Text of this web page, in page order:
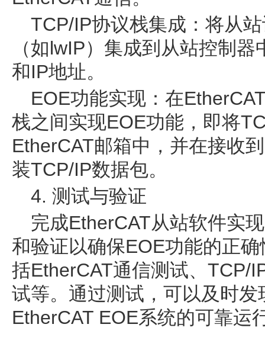
TCP/IP协议栈集成：将从
（如lwIP）集成到从站控制
和IP地址。
EOE功能实现：在
栈之间实现EOE功能，即将
EtherCAT邮箱中，并在接收
装TCP/IP数据包。
4. 测试与验证
完成EtherCAT从站软件实
和验证以确保EOE功能的正
括EtherCAT通信测试、TCP/
试等。通过测试，可以及时
EtherCAT EOE系统的可靠运